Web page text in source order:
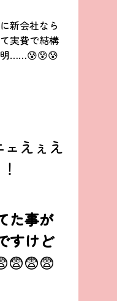
新会社なら
実費で結構
明……😰😰😰
ェえぇえ
た事が
すけど